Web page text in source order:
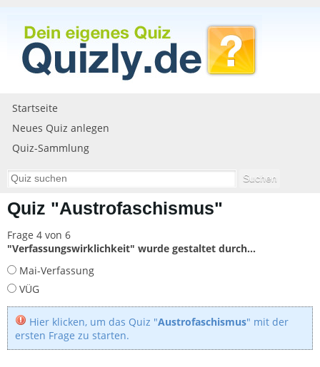
Startseite
Neues Quiz anlegen
Quiz-Sammlung
Quiz "Austrofaschismus"
Frage 4 von 6
"Verfassungswirklichkeit" wurde gestaltet durch...
Mai-Verfassung
VÜG
Hier klicken, um das Quiz "Austrofaschismus" mit der
ersten Frage zu starten.